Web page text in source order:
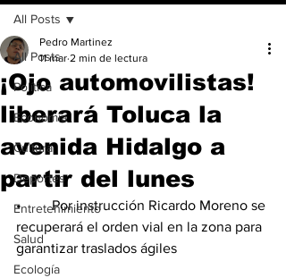
All Posts
Política
Economía
Cultura
Deportes
Entretenimiento
Salud
Ecología
All Posts
¡Ojo automovilistas!
liberará Toluca la
avenida Hidalgo a
partir del lunes
Pedro Martinez
11 mar 2 min de lectura
•	Por instrucción Ricardo Moreno se
recuperará el orden vial en la zona para
garantizar traslados ágiles